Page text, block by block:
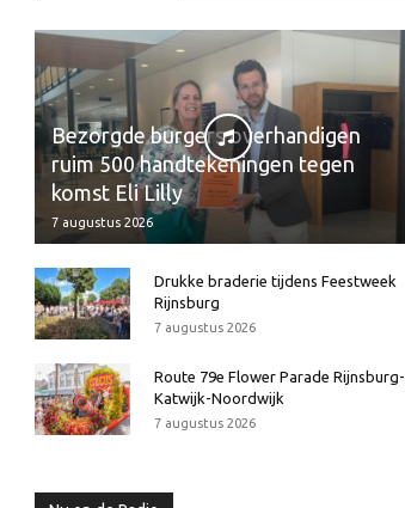
Bezorgde burgers overhandigen
ruim 500 handtekeningen tegen
komst Eli Lilly
7 augustus 2026
Drukke braderie tijdens Feestweek
Rijnsburg
7 augustus 2026
Route 79e Flower Parade Rijnsburg-
Katwijk-Noordwijk
7 augustus 2026